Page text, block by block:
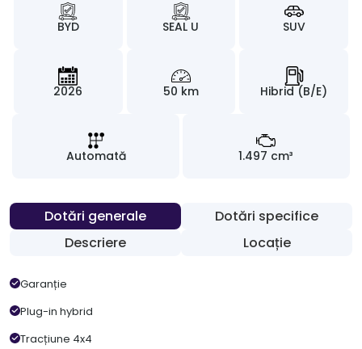
BYD SEAL U SUV
2026 50 km Hibrid (B/E)
Automată 1.497 cm³
Dotări generale
Dotări specifice
Descriere
Locație
Garanție
Plug-in hybrid
Tracțiune 4x4